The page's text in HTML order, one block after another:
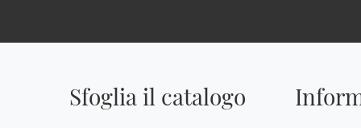
Sfoglia il catalogo